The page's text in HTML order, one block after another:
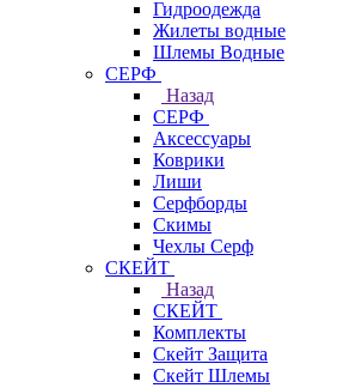
Гидроодежда
Жилеты водные
Шлемы Водные
СЕРФ
Назад
СЕРФ
Аксессуары
Коврики
Лиши
Серфборды
Скимы
Чехлы Cерф
СКЕЙТ
Назад
СКЕЙТ
Комплекты
Скейт Защита
Скейт Шлемы